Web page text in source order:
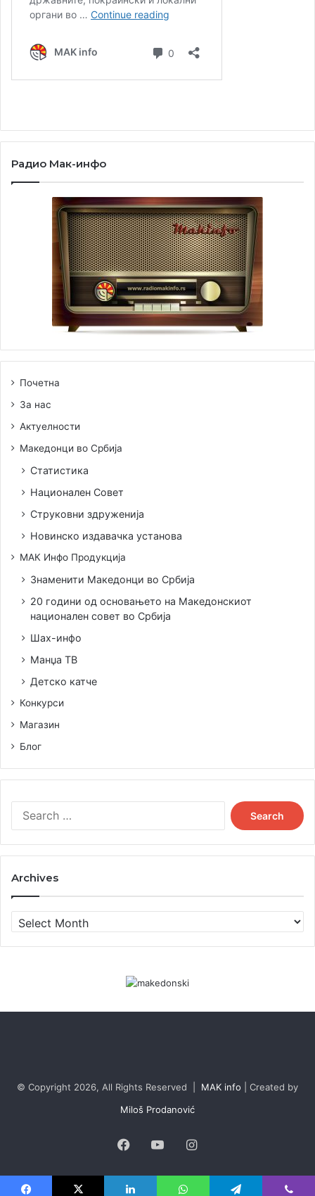
Предноста на “Глински” шахот се поголем број на
можности, така на пример во можност сте да матирате
со два ловци. Посебно е интересно движењто на
кралицата, кое создава можност за речеси “секој
Радио Мак-инфо
Почетна
За нас
Актуелности
Македонци во Србија
Статистика
Национален Совет
Струковни здруженија
Новинско издавачка установа
МАК Инфо Продукција
Знаменити Македонци во Србија
20 години од основањето на Македонскиот
национален совет во Србија
Шах-инфо
Манџа ТВ
Детско катче
Конкурси
Магазин
Блог
Search
for:
Archives
Archives
© Copyright 2026, All Rights Reserved | MAK info | Created by
Miloš Prodanović
Facebook
YouTubeInstagram